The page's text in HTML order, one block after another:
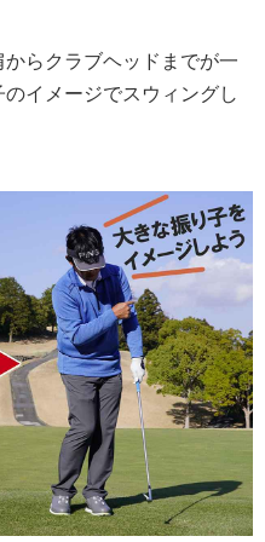
らクラブヘッドまでが一
イメージでスウィングし